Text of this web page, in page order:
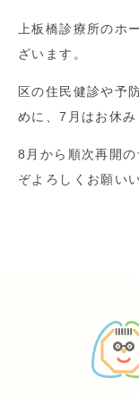
上板橋診療所のホ
ざいます。
区の住民健診や予
めに、7月はお休み
8月から順次再開の
ぞよろしくお願い